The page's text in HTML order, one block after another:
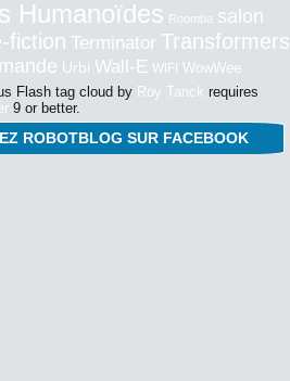
Humanoïdes Roomba salon
fiction Terminator Transformers
Urbi Wall-E WIFI WowWee
Flash tag cloud by Roy Tanck requires
9 or better.
ROBOTBLOG SUR FACEBOOK